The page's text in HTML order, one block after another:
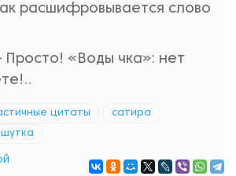
расшифровывается слово
«Воды чка»: нет
цитаты сатира
шутка